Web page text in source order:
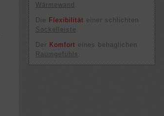
Wärme­wand .
Die Flexi­bili­tät einer schlich­ten
Sockel­leiste .
Der Kom­fort eines behag­lichen
Raum­gefühls .